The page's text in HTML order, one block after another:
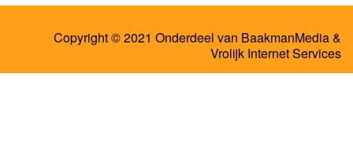
Copyright © 2021 Onderdeel van BaakmanMedia&
Vrolijk Internet Services